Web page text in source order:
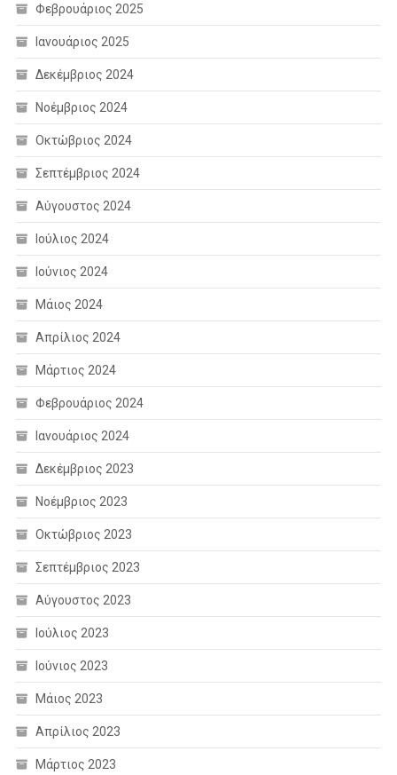
Φεβρουάριος 2025
Ιανουάριος 2025
Δεκέμβριος 2024
Νοέμβριος 2024
Οκτώβριος 2024
Σεπτέμβριος 2024
Αύγουστος 2024
Ιούλιος 2024
Ιούνιος 2024
Μάιος 2024
Απρίλιος 2024
Μάρτιος 2024
Φεβρουάριος 2024
Ιανουάριος 2024
Δεκέμβριος 2023
Νοέμβριος 2023
Οκτώβριος 2023
Σεπτέμβριος 2023
Αύγουστος 2023
Ιούλιος 2023
Ιούνιος 2023
Μάιος 2023
Απρίλιος 2023
Μάρτιος 2023